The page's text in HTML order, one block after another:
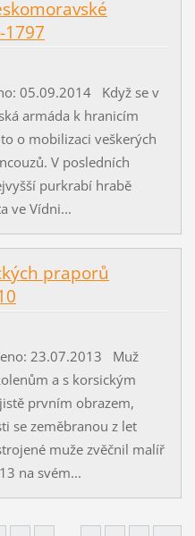
1797
05.09.2014 Když se v
armáda k hranicím
o mobilizaci veškerých
V posledních
purkrabí hrabě
ve Vídni...
praporů
23.07.2013 Muž
a s korsickým
prvním obrazem,
se zeměbranou z let
muže zvěčnil malíř
na svém...